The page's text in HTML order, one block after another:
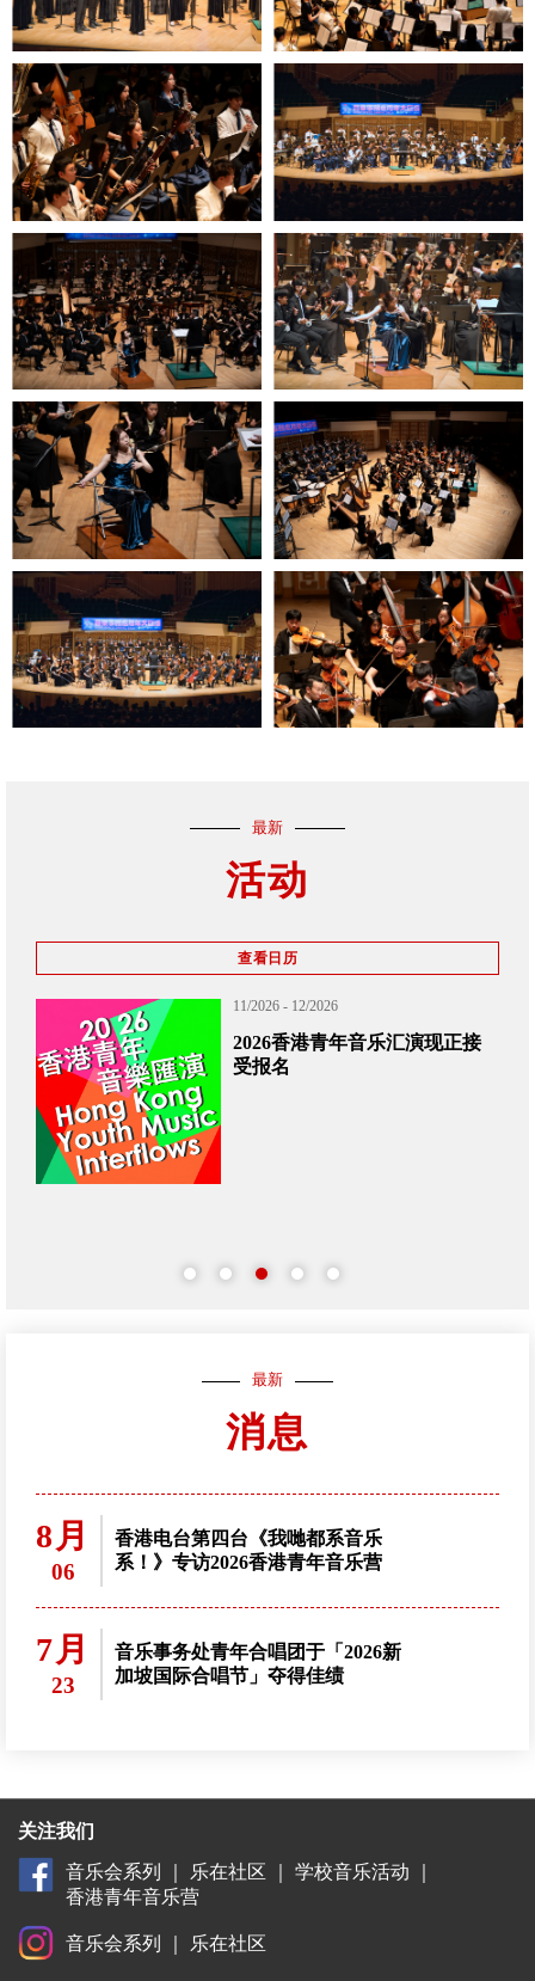
最新
活动
查看日历
11/2026 - 12/2026
2026香港青年音乐汇演现正接
受报名
最新
消息
8月
06
香港电台第四台《我哋都系音乐
系！》专访2026香港青年音乐营
7月
23
音乐事务处青年合唱团于「2026新
加坡国际合唱节」夺得佳绩
关注我们
音乐会系列
乐在社区 学校音乐活动
香港青年音乐营
音乐会系列 乐在社区